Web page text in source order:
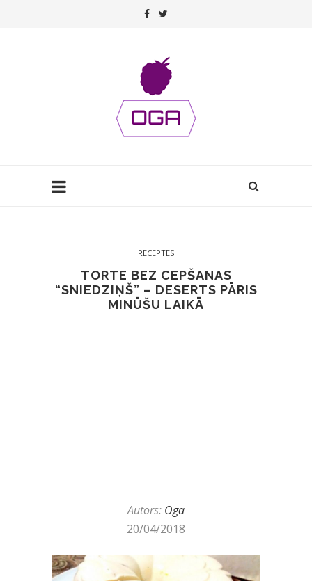
RECEPTES
TORTE BEZ CEPŠANAS
“SNIEDZIŅŠ” – DESERTS PĀRIS
MINŪŠU LAIKĀ
Autors: Oga
20/04/2018